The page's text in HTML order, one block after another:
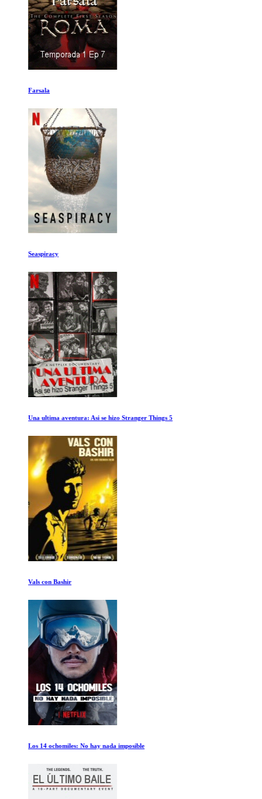
Farsala
Seaspiracy
Una ultima aventura: Asi se hizo Stranger Things 5
Vals con Bashir
Los 14 ochomiles: No hay nada imposible